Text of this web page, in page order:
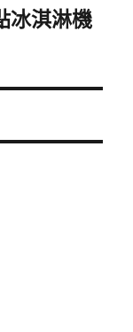
冰淇淋機